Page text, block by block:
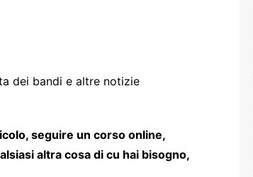
dei bandi e altre notizie
seguire un corso online,
altra cosa di cu hai bisogno,